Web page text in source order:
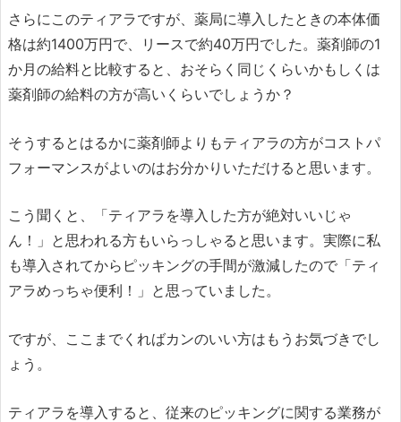
さらにこのティアラですが、薬局に導入したときの本体価
格は約1400万円で、リースで約40万円でした。薬剤師の1
か月の給料と比較すると、おそらく同じくらいかもしくは
薬剤師の給料の方が高いくらいでしょうか？
そうするとはるかに薬剤師よりもティアラの方がコストパ
フォーマンスがよいのはお分かりいただけると思います。
こう聞くと、「ティアラを導入した方が絶対いいじゃ
ん！」と思われる方もいらっしゃると思います。実際に私
も導入されてからピッキングの手間が激減したので「ティ
アラめっちゃ便利！」と思っていました。
ですが、ここまでくればカンのいい方はもうお気づきでし
ょう。
ティアラを導入すると、従来のピッキングに関する業務が